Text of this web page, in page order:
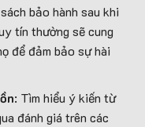
bảo hành sau khi
tín thường sẽ cung
để đảm bảo sự hài
: Tìm hiểu ý kiến từ
đánh giá trên các